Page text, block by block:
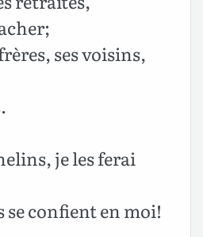
ses voisins,
je les ferai
se confient en moi!